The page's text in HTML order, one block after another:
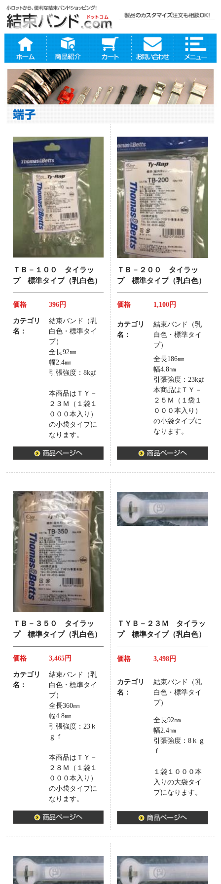
ＴＢ－１００ タイラッ
プ 標準タイプ（乳白色）
価格 396円
カテゴリ
名：
結束バンド（乳
白色・標準タイ
プ）
全長92㎜
幅2.4㎜
引張強度：8kgf
本商品はＴＹ－
２３Ｍ（１袋１
０００本入り）
の小袋タイプに
なります。
ＴＢ－２００ タイラッ
プ 標準タイプ（乳白色）
価格 1,100円
カテゴリ
名：
結束バンド（乳
白色・標準タイ
プ）
全長186㎜
幅4.8㎜
引張強度：23kgf
本商品はＴＹ－
２５Ｍ（１袋１
０００本入り）
の小袋タイプに
なります。
ＴＢ－３５０ タイラッ
プ 標準タイプ（乳白色）
価格 3,465円
カテゴリ
名：
結束バンド（乳
白色・標準タイ
プ）
全長360㎜
幅4.8㎜
引張強度：23ｋ
ｇｆ
本商品はＴＹ－
２８Ｍ（１袋１
０００本入り）
の小袋タイプに
なります。
ＴＹＢ－２３Ｍ タイラッ
プ 標準タイプ（乳白色）
価格 3,498円
カテゴリ
名：
結束バンド（乳
白色・標準タイ
プ）
全長92㎜
幅2.4㎜
引張強度：8ｋｇ
ｆ
１袋１０００本
入りの大袋タイ
プになります。